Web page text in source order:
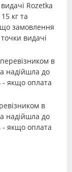
Rozetka
кг та
замовлення
видачі
в
надійшла до
- якщо оплата
в
надійшла до
- якщо оплата